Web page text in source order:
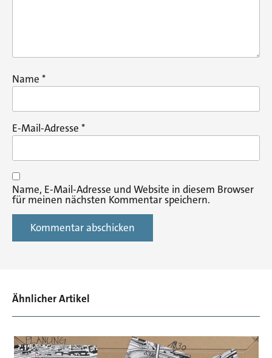
Name *
E-Mail-Adresse *
Name, E-Mail-Adresse und Website in diesem Browser
für meinen nächsten Kommentar speichern.
Ähnlicher Artikel